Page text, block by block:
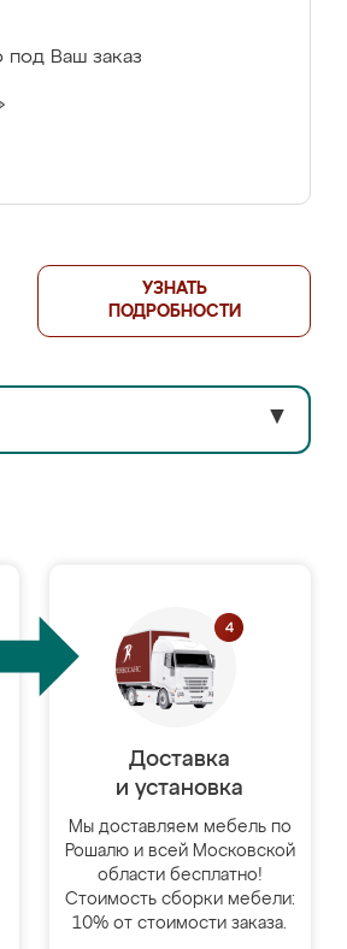
под Ваш заказ
УЗНАТЬ
ПОДРОБНОСТИ
▼
Доставка
и установка
Мы доставляем мебель по
Рошалю и всей Московской
области бесплатно!
Стоимость сборки мебели:
10% от стоимости заказа.